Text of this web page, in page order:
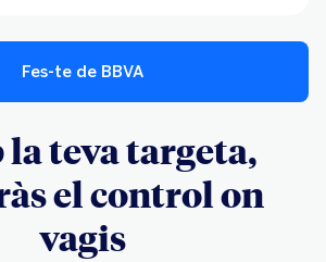
Fes-te de BBVA
la teva targeta,
el control on
vagis